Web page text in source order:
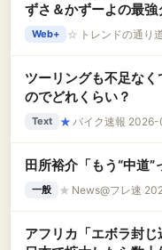
ずさ＆かずーよの最
プレイ！
Web+ ☆ トレンドの通
ツーリングも不足な
のでどれくらい？
Text ★ バイク速報
田所裕介「もう“中道
一般 ★ News@フレ速
アフリカ「エボラ封